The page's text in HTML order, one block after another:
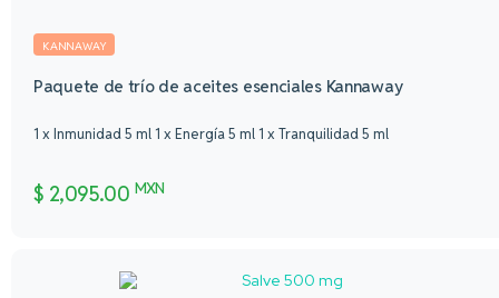
KANNAWAY
Paquete de trío de aceites esenciales Kannaway
1 x Inmunidad 5 ml 1 x Energía 5 ml 1 x Tranquilidad 5 ml
$ 2,095.00 MXN